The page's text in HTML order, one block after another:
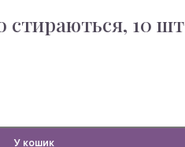
стираються, 10 шт
У кошик